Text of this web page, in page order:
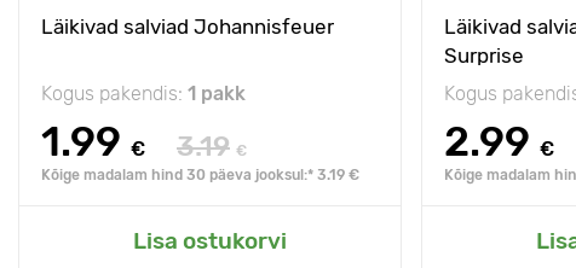
Läikivad salviad Johannisfeuer
Kogus pakendis: 1 pakk
1.99 € 3.19 €
Kõige madalam hind 30 päeva jooksul:* 3.19 €
Lisa ostukorvi
Läikivad
Surprise
Kogus
2.99 €
Kõige madalam